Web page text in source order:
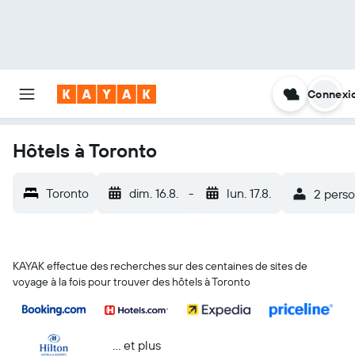
Hôtels à Toronto
Toronto dim. 16.8. - lun. 17.8. 2
KAYAK effectue des recherches sur des centaines de sites de
voyage à la fois pour trouver des hôtels à Toronto
… et plus